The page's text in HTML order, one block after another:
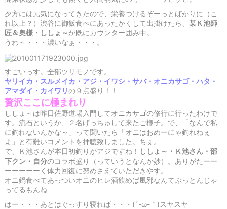
夕方には元気になってきたので、栄養つけるぞーっとばかりに（こ
れ以上？）渋谷に御飯食べにあったかくして出掛けたら、 某Ｋ池師
匠＆奥様・ししょ～が既にカウンター囲み中。
うわ～・・・濃いなぁ・・・。
すごいっす。全部ツリモノです。
ヤリイカ・スルメイカ・アジ・イワシ・サバ・オニカサゴ・ハタ・
アマダイ・カイワリの９点盛り！！
贅沢ここに極まれり
ししょ～は昨日佐野道場入門してオニカサゴの修行に行ったわけで
す。流石というか、２名げっちゅして来たご様子。で、「なんで私
に釣れないんかな～」って聞いたら「オニはおめーにゃ釣れねぇ
よ」と有難いコメントを拝聴致しました 。ちぇ。
で、Ｋ池さんが本日初釣りがアジですね！ ししょ～・Ｋ池さん・部
下クン・自分のコラボ盛り（っていうとなんか妙）。ありがたーー
ーーーーーく体力回復に努めさえていただきやす。
オニ鍋食べてあっついオニのヒレ酒飲めば風邪なんてぶっとんじゃ
ってるもんね
はー・・・あとはぐっすり寝れば・・・(´-ω-｀)スヤスヤ